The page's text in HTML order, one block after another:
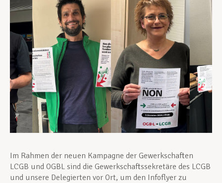
Berufliche Weiterentwicklung
Mitglied werden
Aktuell
Im Rahmen der neuen Kampagne der Gewerkschaften
LCGB und OGBL sind die Gewerkschaftssekretäre des LCGB
und unsere Delegierten vor Ort, um den Infoflyer zu